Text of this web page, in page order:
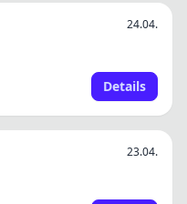
24.04.
Details
23.04.